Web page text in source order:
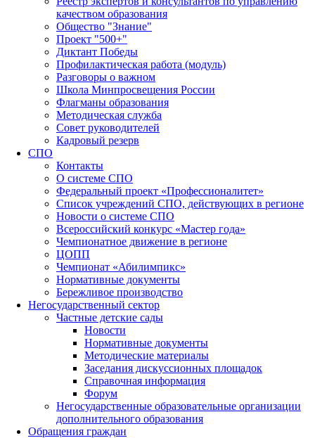
качеством образования
Общество "Знание"
Проект "500+"
Диктант Победы
Профилактическая работа (модуль)
Разговоры о важном
Школа Минпросвещения России
Флагманы образования
Методическая служба
Совет руководителей
Кадровый резерв
СПО
Контакты
О системе СПО
Федеральный проект «Профессионалитет»
Список учреждений СПО, действующих в регионе
Новости о системе СПО
Всероссийский конкурс «Мастер года»
Чемпионатное движение в регионе
ЦОПП
Чемпионат «Абилимпикс»
Нормативные документы
Бережливое производство
Негосударственный сектор
Частные детские сады
Новости
Нормативные документы
Методические материалы
Заседания дискуссионных площадок
Справочная информация
Форум
Негосударственные образовательные организации
дополнительного образования
Обращения граждан